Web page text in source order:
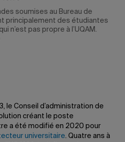
soumises au Bureau de
principalement des étudiantes
n’est pas propre à l’UQAM.
le Conseil d’administration de
créant le poste
a été modifié en 2020 pour
universitaire. Quatre ans à